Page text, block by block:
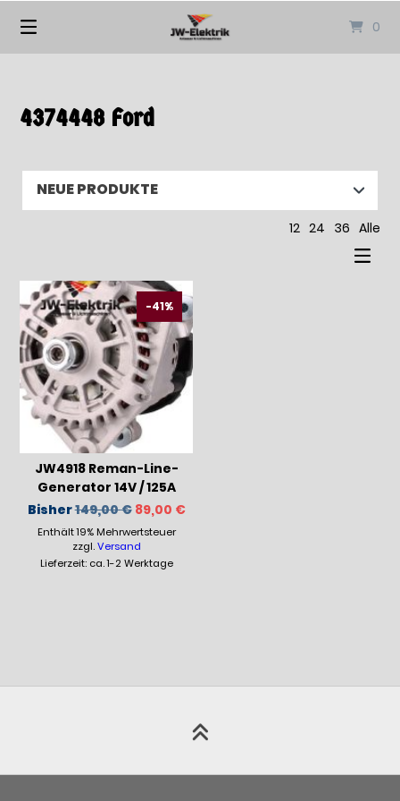
0
4374448 Ford
12 24 36 Alle
-41%
JW4918 Reman-Line-
Generator 14V / 125A
Bisher149,00€ Ursprünglicher
Preis
war:
149,00 €
89,00 €Aktueller
Enthält 19% Mehrwertsteuer
zzgl.Versand
Lieferzeit: ca. 1-2 Werktage